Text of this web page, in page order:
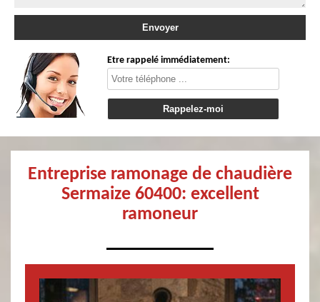
Etre rappelé immédiatement:
Entreprise ramonage de chaudière
Sermaize 60400: excellent
ramoneur